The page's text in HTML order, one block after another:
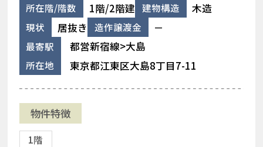
所在階/階数 1階/2階建 建物構造 木造
現状 居抜き 造作譲渡金 －
最寄駅 都営新宿線>大島
所在地 東京都江東区大島8丁目7-11
物件特徴
1階